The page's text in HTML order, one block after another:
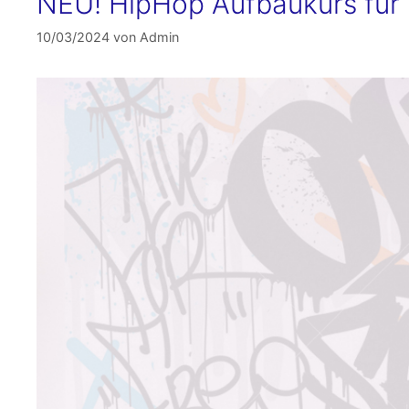
10/03/2024 von Admin